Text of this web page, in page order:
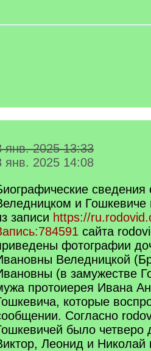
янв. 2025 13:33
янв. 2025 14:08
сведения
и Гошкевиче
записи https://
сайта
фотографии
Веледницкой
(в замужестве
протоиерея Ивана
которые
Согласно
было четверо
Леонид и Николай